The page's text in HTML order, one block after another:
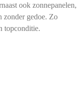
ook zonnepanelen,
zonder gedoe. Zo
topconditie.